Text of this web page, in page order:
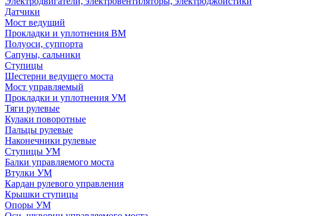
Датчики
Мост ведущий
Прокладки и уплотнения ВМ
Полуоси, суппорта
Сапуны, сальники
Ступицы
Шестерни ведущего моста
Мост управляемый
Прокладки и уплотнения УМ
Тяги рулевые
Кулаки поворотные
Пальцы рулевые
Наконечники рулевые
Ступицы УМ
Балки управляемого моста
Втулки УМ
Кардан рулевого управления
Крышки ступицы
Опоры УМ